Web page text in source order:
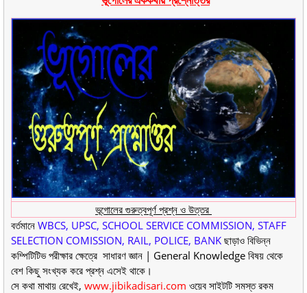
ভূগোলের গুরুত্বপূর্ণ প্রশ্ন ও উত্তর
বর্তমানে WBCS, UPSC, SCHOOL SERVICE COMMISSION, STAFF
SELECTION COMISSION, RAIL, POLICE, BANK ছাড়াও বিভিন্ন
কম্পিটিটিভ পরীক্ষার ক্ষেত্রে সাধারণ জ্ঞান | General Knowledge বিষয় থেকে
বেশ কিছু সংখ্যক করে প্রশ্ন এসেই থাকে।
সে কথা মাথায় রেখেই, www.jibikadisari.com ওয়েব সাইটটি সমস্ত রকম